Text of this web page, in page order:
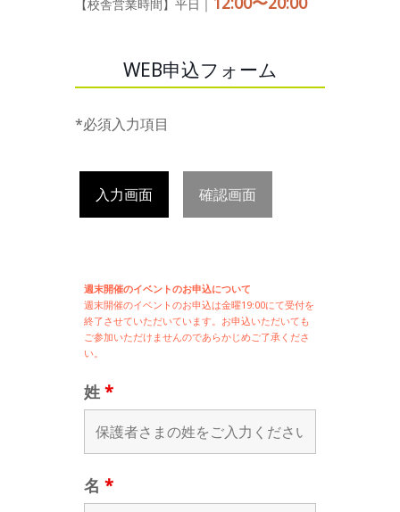
【校舎営業時間】平日｜
WEB申込フォーム
*必須入力項目
入力画面 確認画面
週末開催のイベントのお申込について
週末開催のイベントのお申込は金曜19:00にて受付を
終了させていただいています。お申込いただいても
ご参加いただけませんのであらかじめご了承くださ
い。
姓 *
名 *